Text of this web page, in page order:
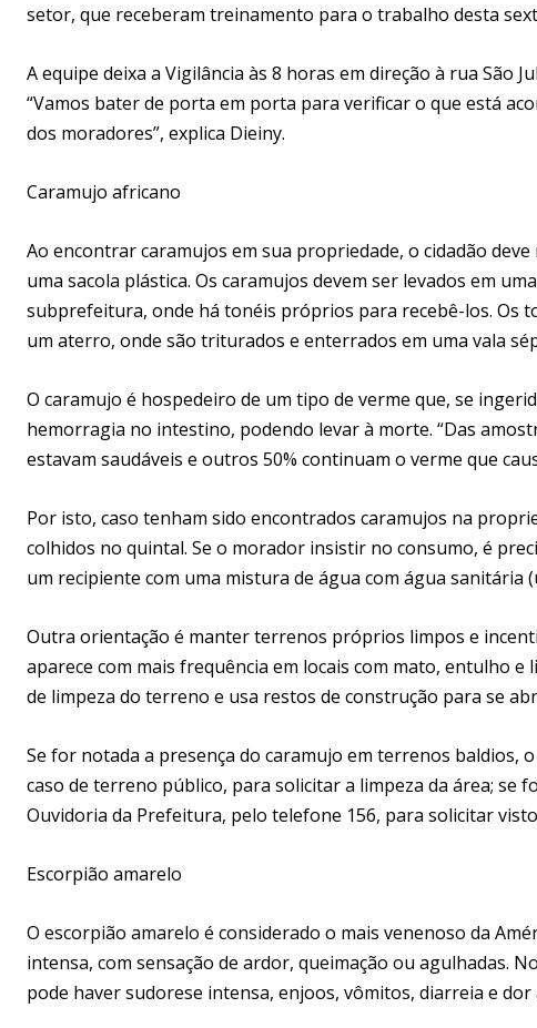
setor, que receberam treinamento para o trabalho desta
A equipe deixa a Vigilância às 8 horas em direção à rua São
“Vamos bater de porta em porta para verificar o que está
dos moradores”, explica Dieiny.
Caramujo africano
Ao encontrar caramujos em sua propriedade, o cidadão
uma sacola plástica. Os caramujos devem ser levados em
subprefeitura, onde há tonéis próprios para recebê-los. Os
um aterro, onde são triturados e enterrados em uma vala
O caramujo é hospedeiro de um tipo de verme que, se
hemorragia no intestino, podendo levar à morte. “Das
estavam saudáveis e outros 50% continuam o verme que
Por isto, caso tenham sido encontrados caramujos na
colhidos no quintal. Se o morador insistir no consumo, é
um recipiente com uma mistura de água com água sanitária
Outra orientação é manter terrenos próprios limpos e
aparece com mais frequência em locais com mato, entulho
de limpeza do terreno e usa restos de construção para se
Se for notada a presença do caramujo em terrenos baldios,
caso de terreno público, para solicitar a limpeza da área;
Ouvidoria da Prefeitura, pelo telefone 156, para solicitar
Escorpião amarelo
O escorpião amarelo é considerado o mais venenoso da
intensa, com sensação de ardor, queimação ou agulhadas.
pode haver sudorese intensa, enjoos, vômitos, diarreia e